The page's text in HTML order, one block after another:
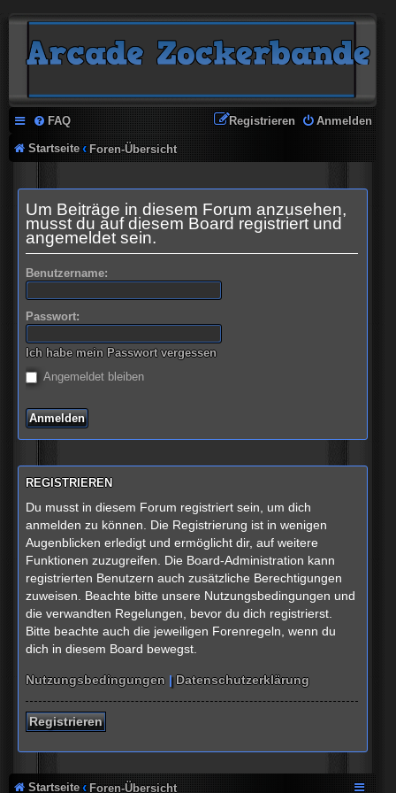
FAQ Anmelden
Registrieren
Startseite Foren-Übersicht
Um Beiträge in diesem Forum anzusehen,
musst du auf diesem Board registriert und
angemeldet sein.
Benutzername:
Passwort:
Ich habe mein Passwort vergessen
Angemeldet bleiben
REGISTRIEREN
Du musst in diesem Forum registriert sein, um dich
anmelden zu können. Die Registrierung ist in wenigen
Augenblicken erledigt und ermöglicht dir, auf weitere
Funktionen zuzugreifen. Die Board-Administration kann
registrierten Benutzern auch zusätzliche Berechtigungen
zuweisen. Beachte bitte unsere Nutzungsbedingungen und
die verwandten Regelungen, bevor du dich registrierst.
Bitte beachte auch die jeweiligen Forenregeln, wenn du
dich in diesem Board bewegst.
Nutzungsbedingungen |Datenschutzerklärung
Registrieren
Startseite Foren-Übersicht